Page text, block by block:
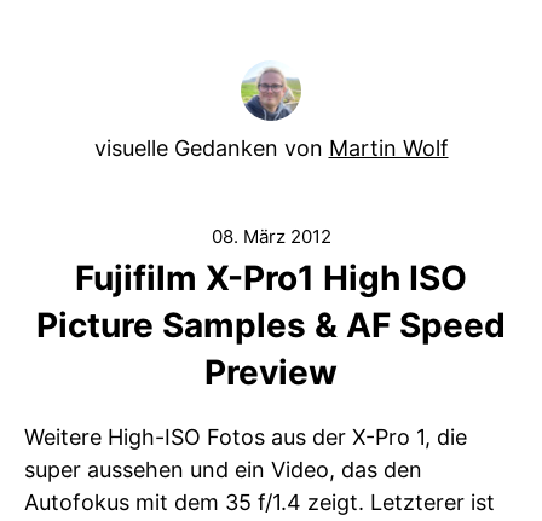
visuelle Gedanken von Martin Wolf
08. März 2012
Fujifilm X-Pro1 High ISO
Picture Samples & AF Speed
Preview
Weitere High-ISO Fotos aus der X-Pro 1, die
super aussehen und ein Video, das den
Autofokus mit dem 35 f/1.4 zeigt. Letzterer ist